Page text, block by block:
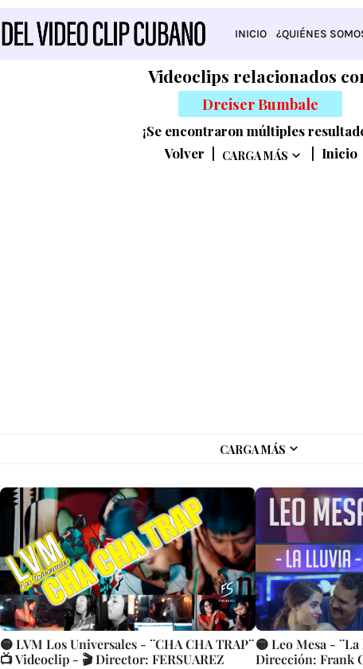
INICIO ¿QUIÉNES
Videoclips relacionados
Dreiser Bumbale
¡Se encontraron múltiples
Volver
CARGA MÁS Inicio
CARGA MÁS
🟡 LVM Los Universales - ¨CHA CHA TRAP¨
📺 Videoclip - 🎬 Director: FERSUAREZ
🟡 Leo Mesa -
Dirección: Frank